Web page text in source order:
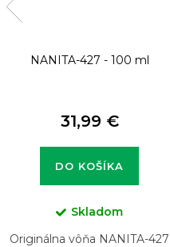
NANITA-427 - 100 ml
31,99 €
DO KOŠÍKA
Skladom
Originálna vôňa NANITA-427